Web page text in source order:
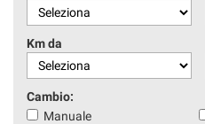
Km da
Cambio:
Manuale